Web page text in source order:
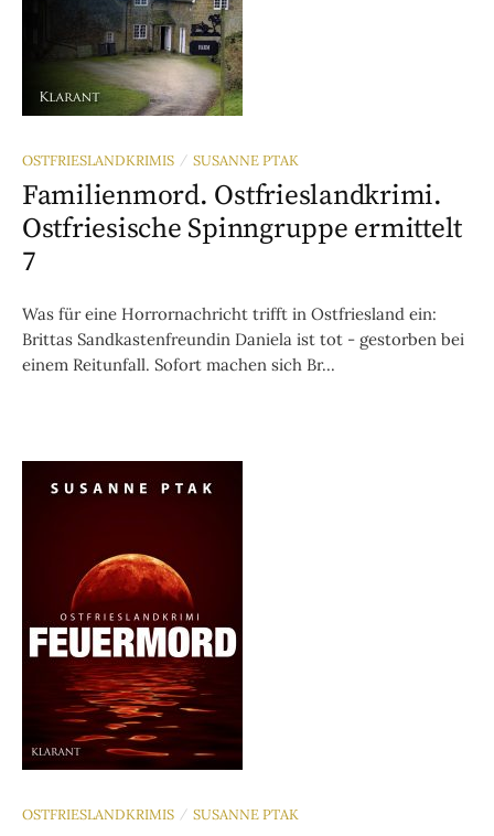
OSTFRIESLANDKRIMIS / SUSANNE PTAK
Familienmord. Ostfrieslandkrimi.
Ostfriesische Spinngruppe ermittelt
7
Was für eine Horrornachricht trifft in Ostfriesland ein:
Brittas Sandkastenfreundin Daniela ist tot - gestorben bei
einem Reitunfall. Sofort machen sich Br...
OSTFRIESLANDKRIMIS / SUSANNE PTAK